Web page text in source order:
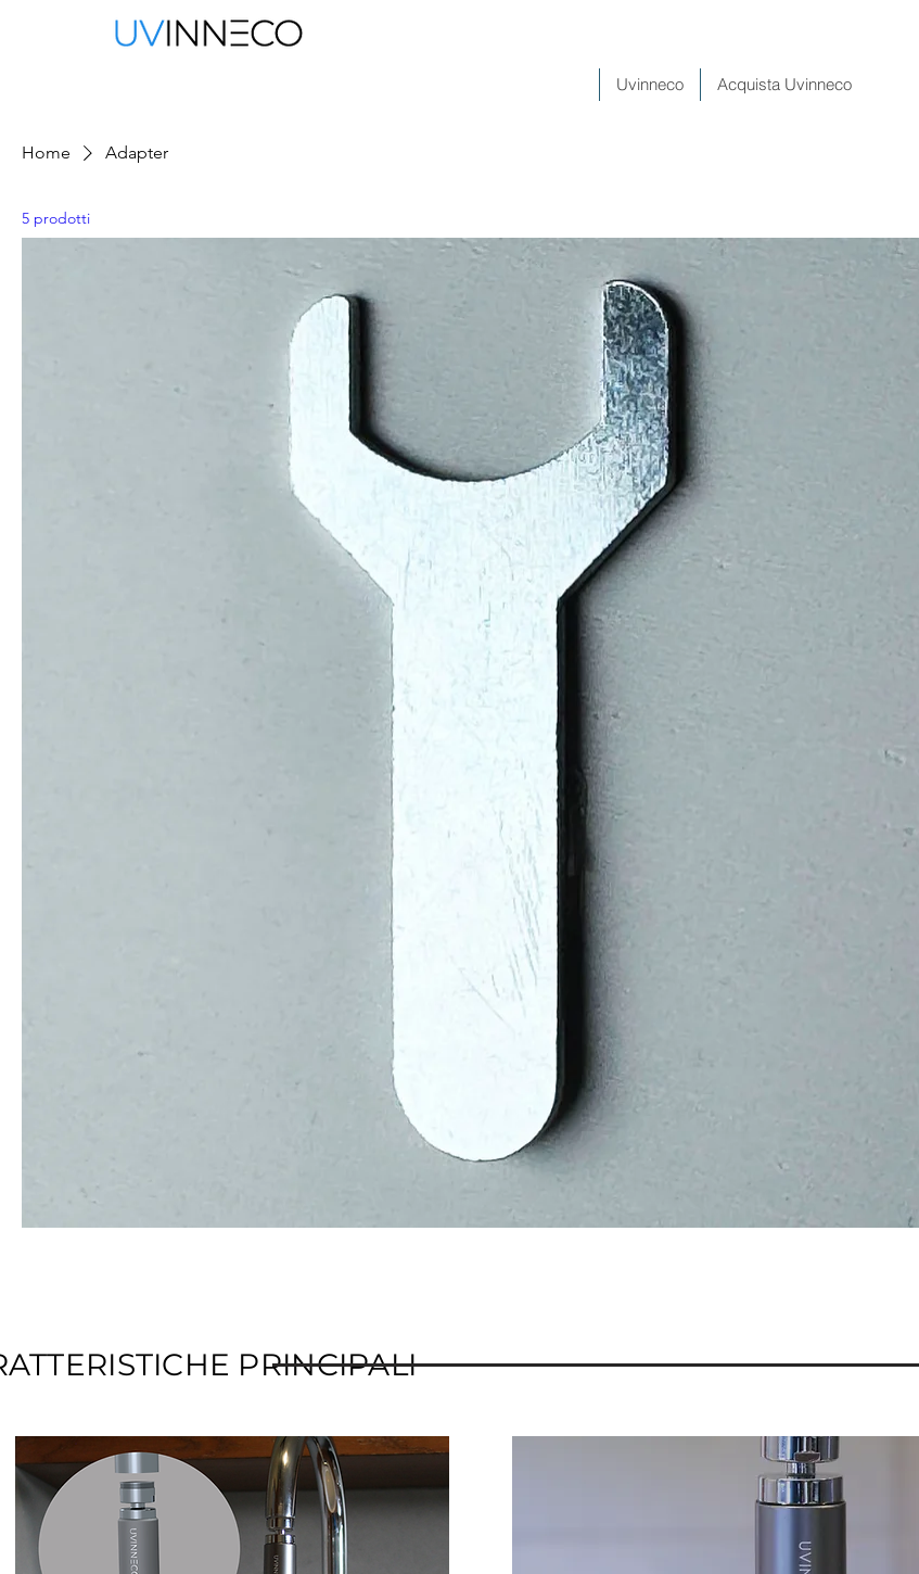
Uvinneco Acquista Uvinneco
Home Adapter
5 prodotti
PRINCIPALI